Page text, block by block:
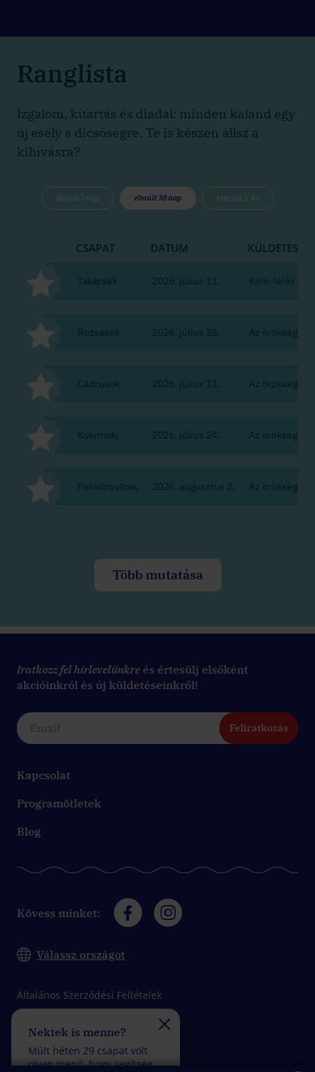
Ranglista
Izgalom, kitartás és diadal: minden kaland egy
új esély a dicsőségre. Te is készen állsz a
kihívásra?
elmúlt 7 nap elmúlt 30 nap elmúlt 1 év
CSAPAT DÁTUM KÜLDETÉS
Takácsék 2026. július 11. Kém-lelés
Rozsasek 2026. július 28. Az örökség
Cédrusok 2026. július 11. Az örökség
Kukimuki 2026. július 24. Az örökség
Fekvőnyolcas 2026. augusztus 2. Az örökség
Több mutatása
Iratkozz fel hírlevelünkre és értesülj elsőként
akcióinkról és új küldetéseinkről!
Feliratkozás
Kapcsolat
Programötletek
Blog
Kövess minket:
Válassz országot
Általános Szerződési Feltételek
Impresszum
Nektek is menne?
Múlt héten 29 csapat volt
olyan menő, hogy segítség